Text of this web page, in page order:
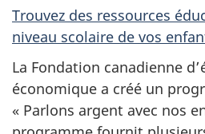
Trouvez des ressources
niveau scolaire de vos
La Fondation canadienne
économique a créé un
« Parlons argent avec nos